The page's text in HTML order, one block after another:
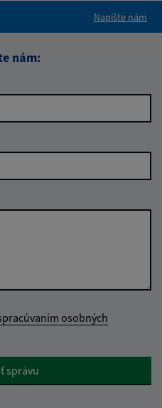
Napíšte nám
nám:
osobných
správu